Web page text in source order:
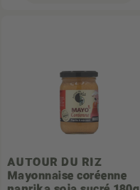
AUTOUR DU RIZ
Mayonnaise coréenne